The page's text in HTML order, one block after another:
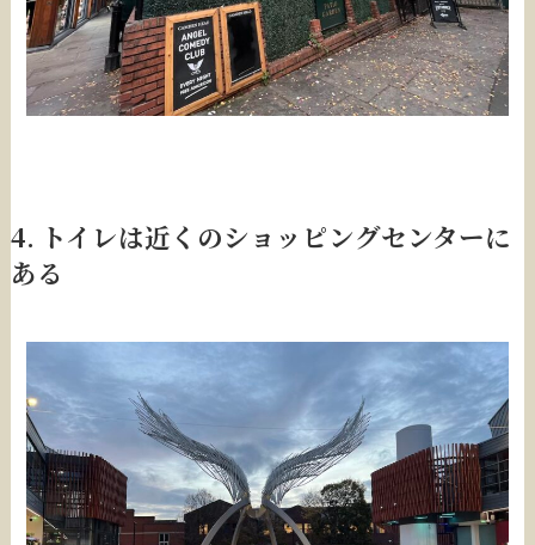
4. トイレは近くのショッピングセンターに
ある